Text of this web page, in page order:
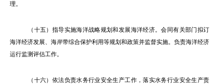
理。
（十五）指导实施海洋战略规划和发展海洋经济。会同有关部门拟订
海洋经济发展、海岸带综合保护利用等规划和政策并监督实施。负责海洋经济
运行监测评估工作。
（十六）依法负责水务行业安全生产工作，落实水务行业安全生产责